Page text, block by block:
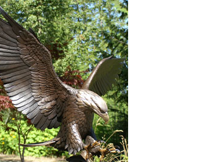
солдатики, шкатулки Палех,
собак.
по убыванию.Добавить в корзину.
фото.Увеличить Лев на
9 000 руб.